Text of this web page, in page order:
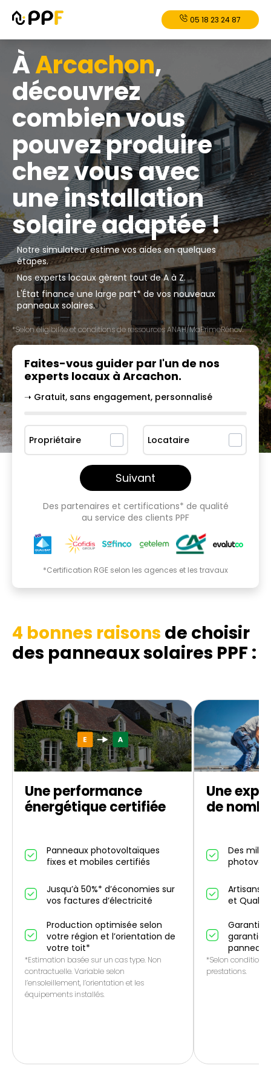
05 18 23 24 87
ÀArcachon,
découvrez
combien vous
pouvez produire
chez vous avec
une installation
solaire adaptée !
Notre simulateur estime vos aides en quelques
étapes.
Nos experts locaux gèrent tout de A à Z.
L'État finance une large part* de vos nouveaux
panneaux solaires.
*Selon éligibilité et conditions de ressources ANAH/MaPrimeRénov'.
Faites-vous guider par l'un de nos
experts locaux à Arcachon.
➝ Gratuit, sans engagement, personnalisé
Propriétaire Locataire
Suivant
Des partenaires et certifications* de qualité
au service des clients PPF
*Certification RGE selon les agences et les travaux
4 bonnes raisons de choisir
des panneaux solaires PPF :
Une performance
énergétique certifiée
Panneaux photovoltaïques
fixes et mobiles certifiés
Jusqu’à 50%* d’économies sur
vos factures d’électricité
Production optimisée selon
votre région et l’orientation de
votre toit*
*Estimation basée sur un cas type. Non
contractuelle. Variable selon
l’ensoleillement, l’orientation et les
équipements installés.
Une
de
Des
Artisans
et QualiPV
Garantie
garantie
panneaux
*Selon conditions
prestations.